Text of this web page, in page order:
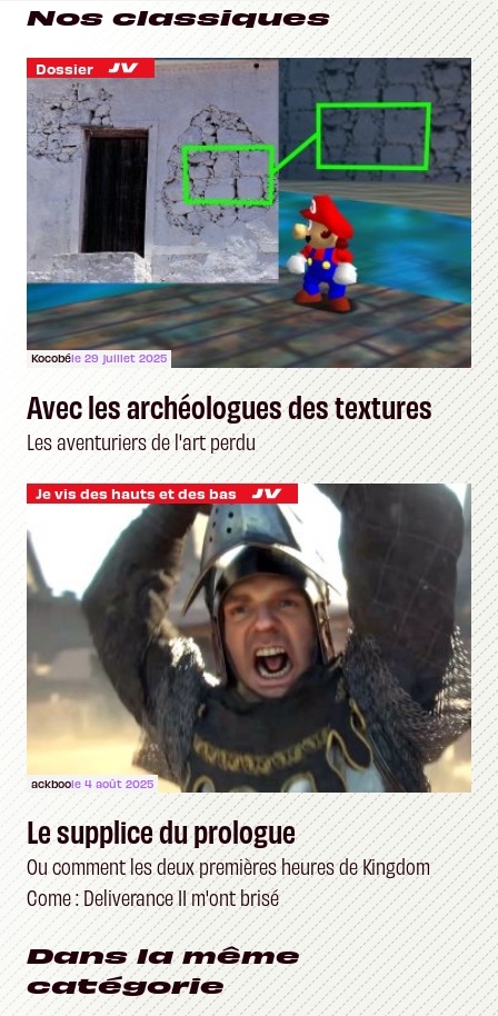
Nos classiques
Dossier
Kocobéle 29 juillet 2025
Avec les archéologues des textures
Les aventuriers de l'art perdu
Je vis des hauts et des bas
ackboole 4 août 2025
Le supplice du prologue
Ou comment les deux premières heures de Kingdom
Come : Deliverance II m'ont brisé
Dans la même
catégorie